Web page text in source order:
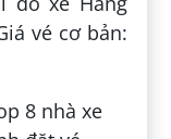
vé cơ bản: